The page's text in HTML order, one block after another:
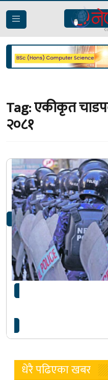
Tag:एकीकृत
२०८१
चाडपर्व लक्षित सुरक्षा
परिचालित
धेरै पढिएका खबर